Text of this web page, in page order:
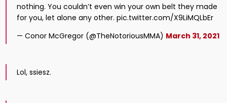
nothing. You couldn’t even win your own belt they made
for you, let alone any other. pic.twitter.com/X9LiMQLbEr
— Conor McGregor (@TheNotoriousMMA) March 31, 2021
Lol, ssiesz.